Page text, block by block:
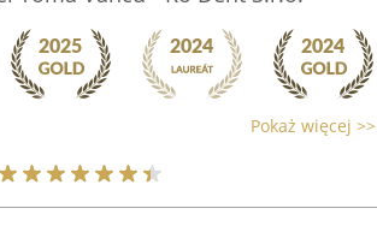
Pokaż więcej >>